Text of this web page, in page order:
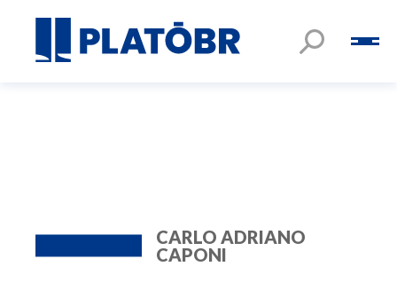
CARLO ADRIANO
CAPONI